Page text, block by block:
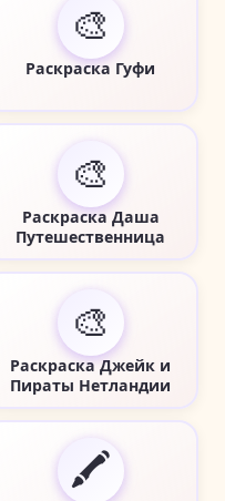
🎨
Раскраска Гуфи
🎨
Раскраска Даша
Путешественница
🎨
Раскраска Джейк и
Пираты Нетландии
🖍️